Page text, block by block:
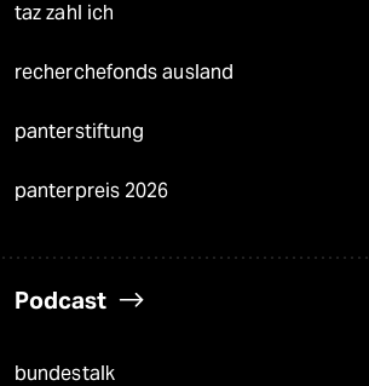
taz zahl ich
recherchefonds ausland
panterstiftung
panterpreis 2026
Podcast
bundestalk